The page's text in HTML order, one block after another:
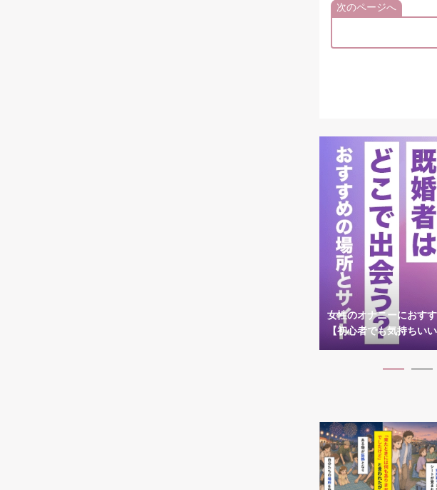
次のページへ
女性のオナニーにおす
【初心者でも気持ちい